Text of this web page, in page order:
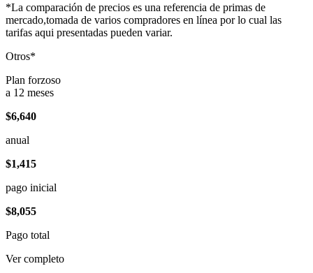
*La comparación de precios es una referencia de primas de
mercado,tomada de varios compradores en línea por lo cual las
tarifas aqui presentadas pueden variar.
Otros*
Plan forzoso
a 12 meses
$6,640
anual
$1,415
pago inicial
$8,055
Pago total
Ver completo